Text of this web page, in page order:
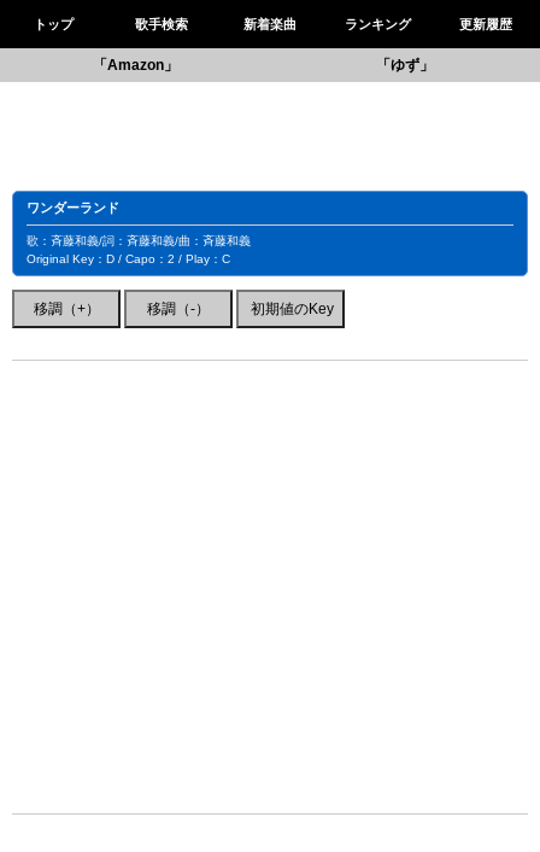
トップ 歌手検索 新着楽曲 ランキング 更新履歴
「Amazon」 「ゆず」
ワンダーランド
歌：斉藤和義/詞：斉藤和義/曲：斉藤和義
Original Key：D / Capo：2 / Play：C